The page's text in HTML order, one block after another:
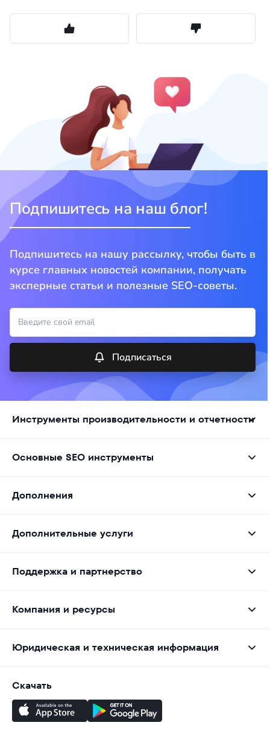
Подпишитесь на наш блог!
Подпишитесь на нашу рассылку, чтобы быть в
курсе главных новостей компании, получать
эксперные статьи и полезные SEO-советы.
Подписаться
Инструменты производительности и отчетности
Основные SEO инструменты
Дополнения
Дополнительные услуги
Поддержка и партнерство
Компания и ресурсы
Юридическая и техническая информация
Скачать